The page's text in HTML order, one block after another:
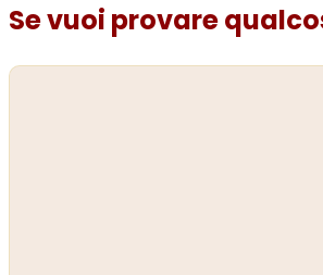
Se vuoi provare